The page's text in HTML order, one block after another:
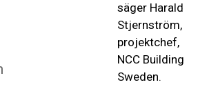
säger Harald
Stjernström,
projektchef,
NCC Building
Sweden.